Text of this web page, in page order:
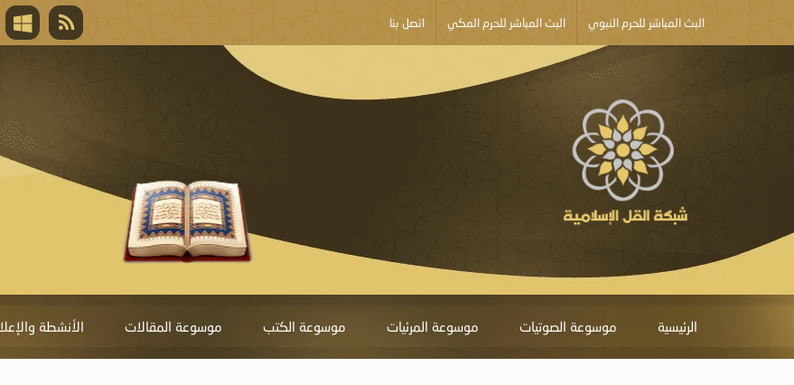
البث المباشر للحرم النبوي البث المباشر للحرم المكي اتصل بنا
قال تعالى
المغفرة لأنها أغلى جائزة، وهي مفتاح باب
الرئيسية موسوعة الصوتيات موسوعة المرئيات موسوعة الكتب موسوعة المقالات الأنشطة